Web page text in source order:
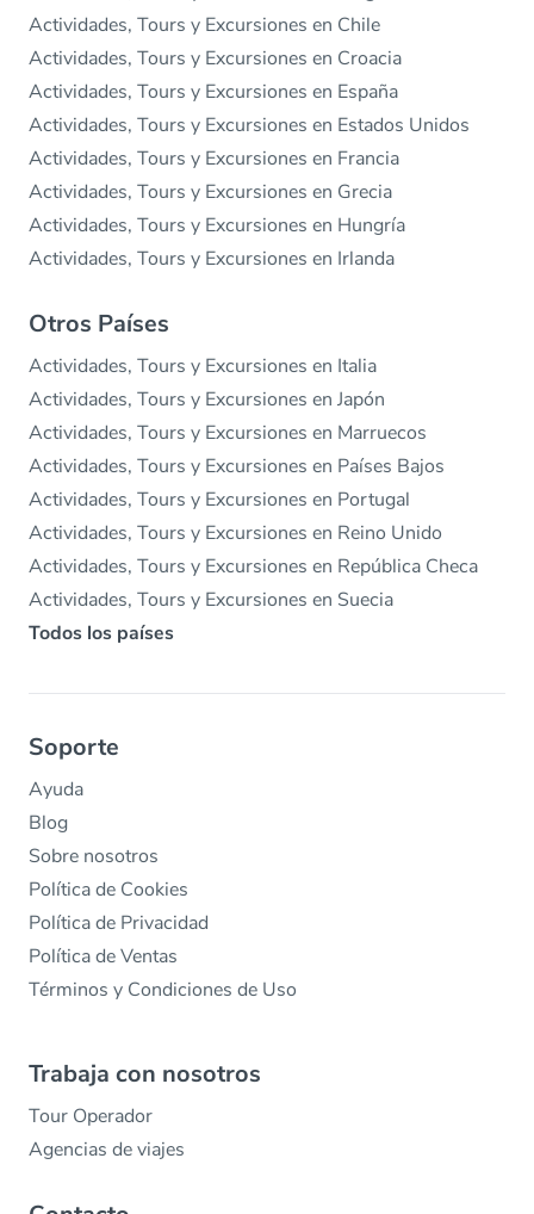
Actividades, Tours y Excursiones en Chile
Actividades, Tours y Excursiones en Croacia
Actividades, Tours y Excursiones en España
Actividades, Tours y Excursiones en Estados Unidos
Actividades, Tours y Excursiones en Francia
Actividades, Tours y Excursiones en Grecia
Actividades, Tours y Excursiones en Hungría
Actividades, Tours y Excursiones en Irlanda
Otros Países
Actividades, Tours y Excursiones en Italia
Actividades, Tours y Excursiones en Japón
Actividades, Tours y Excursiones en Marruecos
Actividades, Tours y Excursiones en Países Bajos
Actividades, Tours y Excursiones en Portugal
Actividades, Tours y Excursiones en Reino Unido
Actividades, Tours y Excursiones en República Checa
Actividades, Tours y Excursiones en Suecia
Todos los países
Soporte
Ayuda
Blog
Sobre nosotros
Política de Cookies
Política de Privacidad
Política de Ventas
Términos y Condiciones de Uso
Trabaja con nosotros
Tour Operador
Agencias de viajes